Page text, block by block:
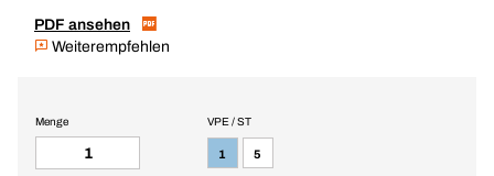
PDF ansehen
Weiterempfehlen
VPE / ST
1 5
Menge